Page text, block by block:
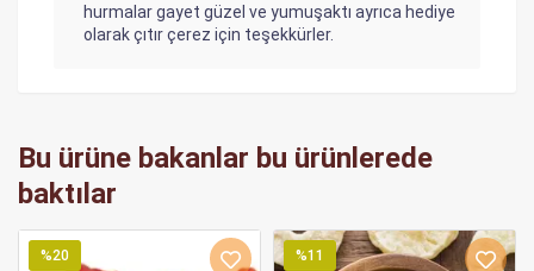
hurmalar gayet güzel ve yumuşaktı ayrıca hediye
olarak çıtır çerez için teşekkürler.
Bu ürüne bakanlar bu ürünlerede
baktılar
%20 %11